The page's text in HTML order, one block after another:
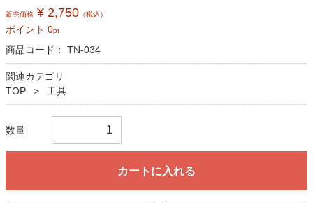
販売価格 ¥ 2,750 （税込）
ポイント 0pt
商品コード： TN-034
関連カテゴリ
TOP
工具
数量
カートに入れる